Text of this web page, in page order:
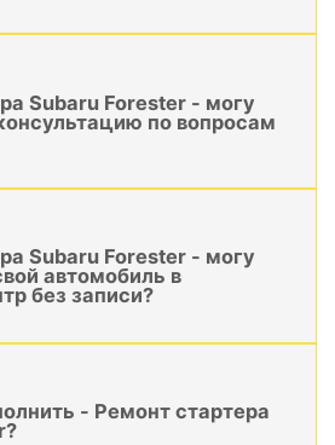
Subaru Forester - могу
по вопросам
Subaru Forester - могу
автомобиль в
без записи?
- Ремонт стартера